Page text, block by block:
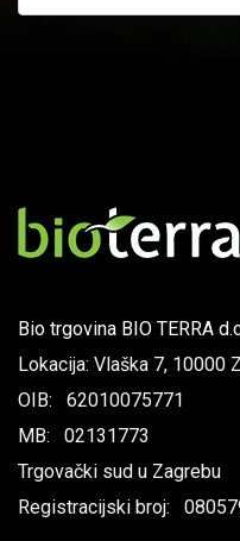
Bio trgovina BIO TERRA
Lokacija: Vlaška 7, 10000
OIB: 62010075771
MB: 02131773
Trgovački sud u Zagrebu
Registracijski broj: